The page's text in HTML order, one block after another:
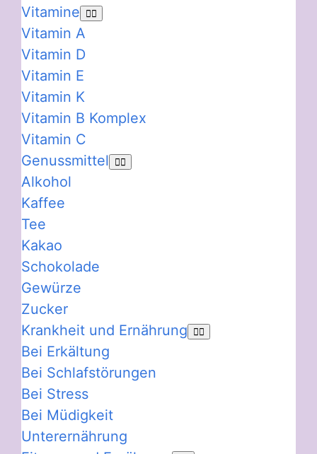
Vitamine
Vitamin A
Vitamin D
Vitamin E
Vitamin K
Vitamin B Komplex
Vitamin C
Genussmittel
Alkohol
Kaffee
Tee
Kakao
Schokolade
Gewürze
Zucker
Krankheit und Ernährung
Bei Erkältung
Bei Schlafstörungen
Bei Stress
Bei Müdigkeit
Unterernährung